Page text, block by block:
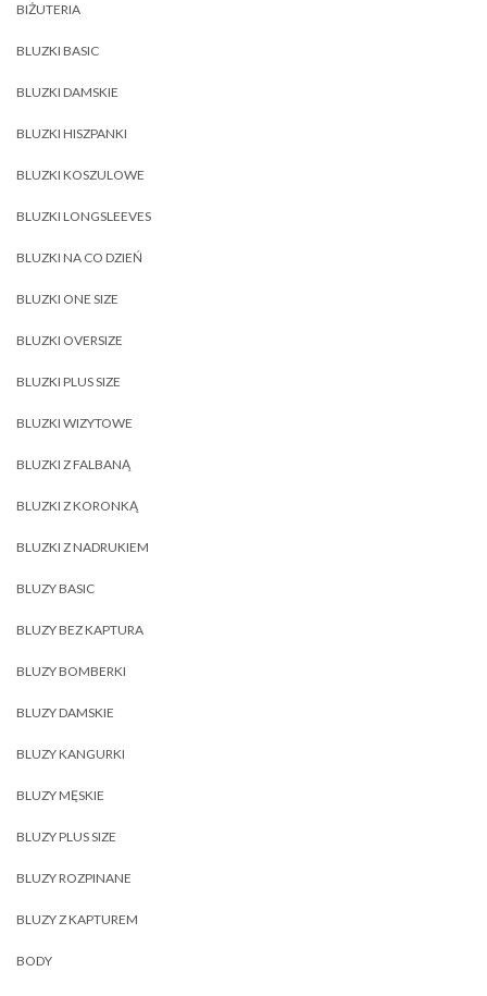
BIŻUTERIA
BLUZKI BASIC
BLUZKI DAMSKIE
BLUZKI HISZPANKI
BLUZKI KOSZULOWE
BLUZKI LONGSLEEVES
BLUZKI NA CO DZIEŃ
BLUZKI ONE SIZE
BLUZKI OVERSIZE
BLUZKI PLUS SIZE
BLUZKI WIZYTOWE
BLUZKI Z FALBANĄ
BLUZKI Z KORONKĄ
BLUZKI Z NADRUKIEM
BLUZY BASIC
BLUZY BEZ KAPTURA
BLUZY BOMBERKI
BLUZY DAMSKIE
BLUZY KANGURKI
BLUZY MĘSKIE
BLUZY PLUS SIZE
BLUZY ROZPINANE
BLUZY Z KAPTUREM
BODY